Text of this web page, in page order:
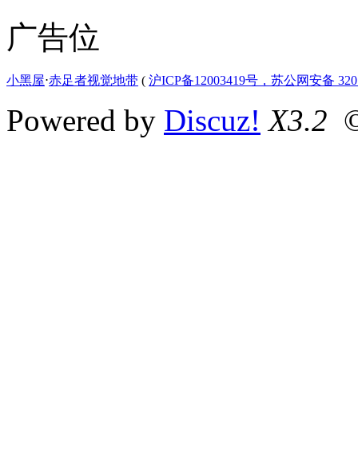
广告位
小黑屋⋅赤足者视觉地带 ( 沪ICP备12003419号，苏公网安备
Powered by Discuz! X3.2